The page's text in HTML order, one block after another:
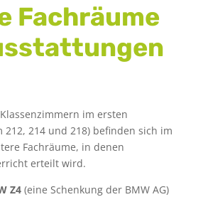
Fachräume
im ersten
212, 214 und 218) befinden sich im
Fachräume, in denen
erteilt wird.
Z4 (eine Schenkung der BMW AG)